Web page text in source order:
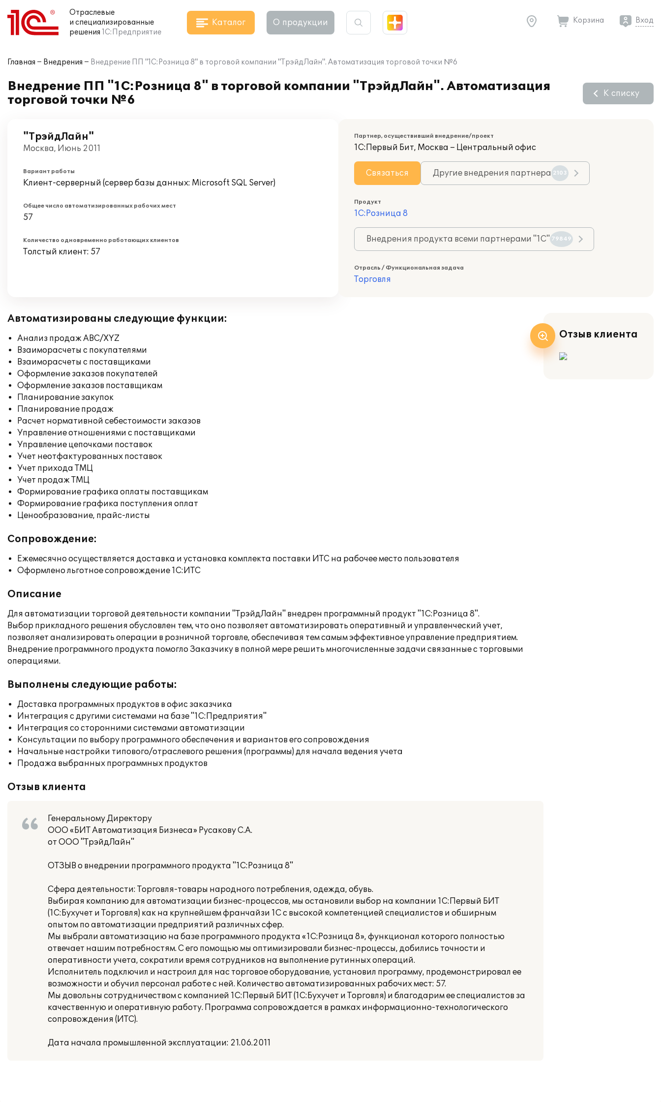
Отраслевые
и специализированные
решения 1С:Предприятие
Каталог О продукции Корзина Вход
Главная Внедрения Внедрение ПП "1С:Розница 8" в торговой компании "ТрэйдЛайн". Автоматизация торговой точки №6
Внедрение ПП "1С:Розница 8" в торговой компании "ТрэйдЛайн". Автоматизация
торговой точки №6
К списку
"ТрэйдЛайн"
Москва, Июнь 2011
Вариант работы
Клиент-серверный (сервер базы данных: Microsoft SQL Server)
Общее число автоматизированных рабочих мест
57
Количество одновременно работающих клиентов
Толстый клиент: 57
Партнер, осуществивший внедрение/проект
1С:Первый Бит, Москва – Центральный офис
Связаться Другие внедрения партнера 2103
Продукт
1С:Розница 8
Внедрения продукта всеми партнерами "1С" 79849
Отрасль / Функциональная задача
Торговля
Автоматизированы следующие функции:
Анализ продаж ABC/XYZ
Взаиморасчеты с покупателями
Взаиморасчеты с поставщиками
Оформление заказов покупателей
Оформление заказов поставщикам
Планирование закупок
Планирование продаж
Расчет нормативной себестоимости заказов
Управление отношениями с поставщиками
Управление цепочками поставок
Учет неотфактурованных поставок
Учет прихода ТМЦ
Учет продаж ТМЦ
Формирование графика оплаты поставщикам
Формирование графика поступления оплат
Ценообразование, прайс-листы
Сопровождение:
Ежемесячно осуществляется доставка и установка комплекта поставки ИТС на рабочее место пользователя
Оформлено льготное сопровождение 1С:ИТС
Описание
Для автоматизации торговой деятельности компании "ТрэйдЛайн" внедрен программный продукт "1С:Розница 8".
Выбор прикладного решения обусловлен тем, что оно позволяет автоматизировать оперативный и управленческий учет,
позволяет анализировать операции в розничной торговле, обеспечивая тем самым эффективное управление предприятием.
Внедрение программного продукта помогло Заказчику в полной мере решить многочисленные задачи связанные с торговыми
операциями.
Выполнены следующие работы:
Доставка программных продуктов в офис заказчика
Интеграция с другими системами на базе "1С:Предприятия"
Интеграция со сторонними системами автоматизации
Консультации по выбору программного обеспечения и вариантов его сопровождения
Начальные настройки типового/отраслевого решения (программы) для начала ведения учета
Продажа выбранных программных продуктов
Отзыв клиента
Генеральному Директору
ООО «БИТ Автоматизация Бизнеса» Русакову С.А.
от ООО "ТрэйдЛайн"
ОТЗЫВ о внедрении программного продукта "1С:Розница 8"
Сфера деятельности: Торговля-товары народного потребления, одежда, обувь.
Выбирая компанию для автоматизации бизнес-процессов, мы остановили выбор на компании 1С:Первый БИТ
(1С:Бухучет и Торговля) как на крупнейшем франчайзи 1С с высокой компетенцией специалистов и обширным
опытом по автоматизации предприятий различных сфер.
Мы выбрали автоматизацию на базе программного продукта «1С:Розница 8», функционал которого полностью
отвечает нашим потребностям. С его помощью мы оптимизировали бизнес-процессы, добились точности и
оперативности учета, сократили время сотрудников на выполнение рутинных операций.
Исполнитель подключил и настроил для нас торговое оборудование, установил программу, продемонстрировал ее
возможности и обучил персонал работе с ней. Количество автоматизированных рабочих мест: 57.
Мы довольны сотрудничеством с компанией 1С:Первый БИТ (1С:Бухучет и Торговля) и благодарим ее специалистов за
качественную и оперативную работу. Программа сопровождается в рамках информационно-технологического
сопровождения (ИТС).
Дата начала промышленной эксплуатации: 21.06.2011
Отзыв клиента